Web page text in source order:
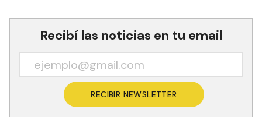
Recibí las noticias en tu email
RECIBIR NEWSLETTER